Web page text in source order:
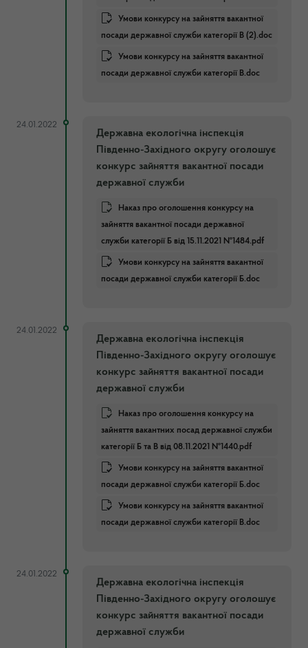
Умови конкурсу на зайняття вакантної
посади державної служби категорії В (2).doc
Умови конкурсу на зайняття вакантної
посади державної служби категорії В.doc
24.01.2022
Державна екологічна інспекція
Південно-Західного округу оголошує
конкурс зайняття вакантної посади
державної служби
Наказ про оголошення конкурсу на
зайняття вакантної посади державної
служби категорії Б від 15.11.2021 №1484.pdf
Умови конкурсу на зайняття вакантної
посади державної служби категорії Б.doc
24.01.2022
Державна екологічна інспекція
Південно-Західного округу оголошує
конкурс зайняття вакантної посади
державної служби
Наказ про оголошення конкурсу на
зайняття вакантних посад державної служби
категорії Б та В від 08.11.2021 №1440.pdf
Умови конкурсу на зайняття вакантної
посади державної служби категорії Б.doc
Умови конкурсу на зайняття вакантної
посади державної служби категорії В.doc
24.01.2022
Державна екологічна інспекція
Південно-Західного округу оголошує
конкурс зайняття вакантної посади
державної служби